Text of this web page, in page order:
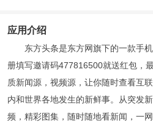
应用介绍
东方头条是东方网旗下的一款手
册填写邀请码477816500就送红包，
质新闻源，视频源，让你随时查看互
内和世界各地发生的新鲜事。从突发
频，精彩图集，随时随地看新闻，一